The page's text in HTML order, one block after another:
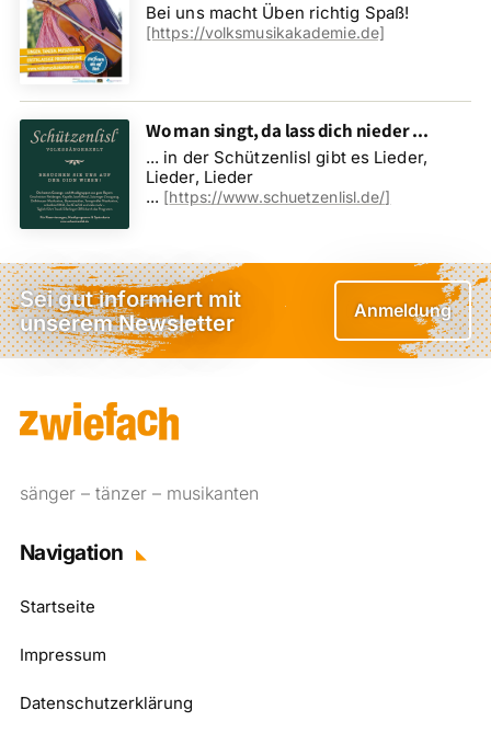
Bei uns macht Üben richtig Spaß!
[https://volksmusikakademie.de]
Wo man singt, da lass dich nieder ...
... in der Schützenlisl gibt es Lieder,
Lieder, Lieder
... [https://www.schuetzenlisl.de/]
Sei gut informiert mit
unserem Newsletter
Anmeldung
sänger – tänzer – musikanten
Navigation
Startseite
Impressum
Datenschutzerklärung